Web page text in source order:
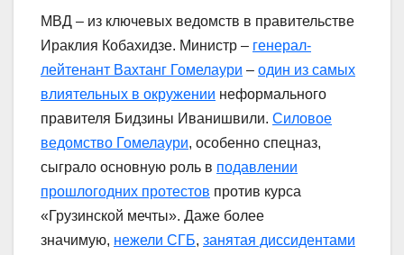
МВД – из ключевых ведомств в правительстве
Ираклия Кобахидзе. Министр – генерал-
лейтенант Вахтанг Гомелаури – один из самых
влиятельных в окружении неформального
правителя Бидзины Иванишвили. Силовое
ведомство Гомелаури, особенно спецназ,
сыграло основную роль в подавлении
прошлогодних протестов против курса
«Грузинской мечты». Даже более
значимую, нежели СГБ, занятая диссидентами